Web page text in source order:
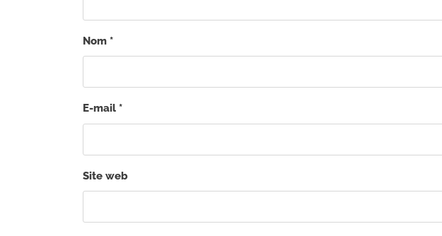
Nom *
E-mail *
Site web